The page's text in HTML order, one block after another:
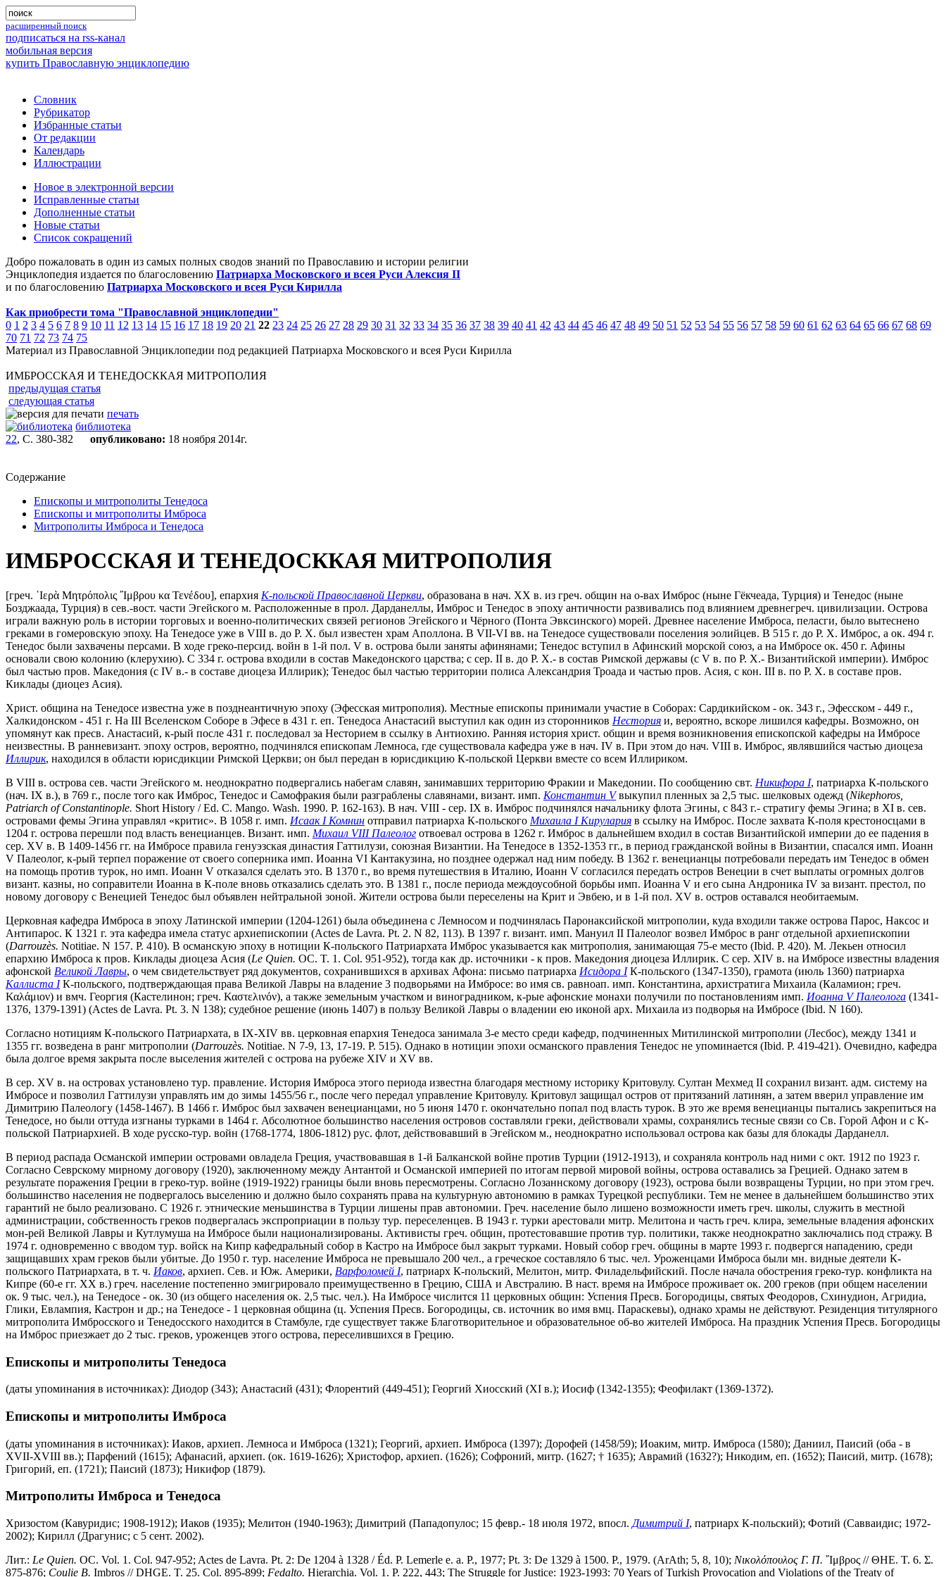
расширенный поиск
подписаться на rss-канал
мобильная версия
купить Православную энциклопедию
Словник
Рубрикатор
Избранные статьи
От редакции
Календарь
Иллюстрации
Новое в электронной версии
Исправленные статьи
Дополненные статьи
Новые статьи
Список сокращений
Добро пожаловать в один из самых полных сводов знаний по Православию и истории религии
Энциклопедия издается по благословению Патриарха Московского и всея Руси Алексия II
и по благословению Патриарха Московского и всея Руси Кирилла
Как приобрести тома "Православной энциклопедии"
0 1 2 3 4 5 6 7 8 9 10 11 12 13 14 15 16 17 18 19 20 21 22 23 24 25 26 27 28 29 30 31 32 33 34 35 36 37 38 39 40 41 42 43 44 45 46 47 48 49 50 51 52 53 54 55 56 57 58 59 60 61 62 63 64 65 66 67 68 69
70 71 72 73 74 75
Материал из Православной Энциклопедии под редакцией Патриарха Московского и всея Руси Кирилла
ИМБРОССКАЯ И ТЕНЕДОСККАЯ МИТРОПОЛИЯ
предыдущая статья
следующая статья
печать
библиотека
22, С. 380-382 опубликовано: 18 ноября 2014г.
Содержание
Епископы и митрополиты Тенедоса
Епископы и митрополиты Имброса
Митрополиты Имброса и Тенедоса
ИМБРОССКАЯ И ТЕНЕДОСККАЯ МИТРОПОЛИЯ
[греч. ῾Ιερὰ Μητρόπολις ῎Ιμβρου κα Τενέδου], епархия К-польской Православной Церкви, образована в нач. XX в. из греч. общин на о-вах Имброс (ныне Гёкчеада, Турция) и Тенедос (ныне
Бозджаада, Турция) в сев.-вост. части Эгейского м. Расположенные в прол. Дарданеллы, Имброс и Тенедос в эпоху античности развивались под влиянием древнегреч. цивилизации. Острова
играли важную роль в истории торговых и военно-политических связей регионов Эгейского и Чёрного (Понта Эвксинского) морей. Древнее население Имброса, пеласги, было вытеснено
греками в гомеровскую эпоху. На Тенедосе уже в VIII в. до Р. Х. был известен храм Аполлона. В VII-VI вв. на Тенедосе существовали поселения эолийцев. В 515 г. до Р. Х. Имброс, а ок. 494 г.
Тенедос были захвачены персами. В ходе греко-персид. войн в 1-й пол. V в. острова были заняты афинянами; Тенедос вступил в Афинский морской союз, а на Имбросе ок. 450 г. Афины
основали свою колонию (клерухию). C 334 г. острова входили в состав Македонского царства; с сер. II в. до Р. Х.- в состав Римской державы (с V в. по Р. Х.- Византийской империи). Имброс
был частью пров. Македония (с IV в.- в составе диоцеза Иллирик); Тенедос был частью территории полиса Александрия Троада и частью пров. Асия, с кон. III в. по Р. Х. в составе пров.
Киклады (диоцез Асия).
Христ. община на Тенедосе известна уже в позднеантичную эпоху (Эфесская митрополия). Местные епископы принимали участие в Соборах: Сардикийском - ок. 343 г., Эфесском - 449 г.,
Халкидонском - 451 г. На III Вселенском Соборе в Эфесе в 431 г. еп. Тенедоса Анастасий выступил как один из сторонников Нестория и, вероятно, вскоре лишился кафедры. Возможно, он
упомянут как пресв. Анастасий, к-рый после 431 г. последовал за Несторием в ссылку в Антиохию. Ранняя история христ. общин и время возникновения епископской кафедры на Имбросе
неизвестны. В ранневизант. эпоху остров, вероятно, подчинялся епископам Лемноса, где существовала кафедра уже в нач. IV в. При этом до нач. VIII в. Имброс, являвшийся частью диоцеза
Иллирик, находился в области юрисдикции Римской Церкви; он был передан в юрисдикцию К-польской Церкви вместе со всем Иллириком.
В VIII в. острова сев. части Эгейского м. неоднократно подвергались набегам славян, занимавших территорию Фракии и Македонии. По сообщению свт. Никифора I, патриарха К-польского
(нач. IX в.), в 769 г., после того как Имброс, Тенедос и Самофракия были разграблены славянами, визант. имп. Константин Vвыкупил пленных за 2,5 тыс. шелковых одежд (Nikephoros,
Patriarch of Constantinople. Short History / Ed. C. Mango. Wash. 1990. P. 162-163). В нач. VIII - сер. IX в. Имброс подчинялся начальнику флота Эгины, с 843 г.- стратигу фемы Эгина; в XI в. сев.
островами фемы Эгина управлял «критис». В 1058 г. имп. Исаак I Комнин отправил патриарха К-польского Михаила I Кирулария в ссылку на Имброс. После захвата К-поля крестоносцами в
1204 г. острова перешли под власть венецианцев. Визант. имп. Михаил VIII Палеолог отвоевал острова в 1262 г. Имброс в дальнейшем входил в состав Византийской империи до ее падения в
сер. XV в. В 1409-1456 гг. на Имбросе правила генуэзская династия Гаттилузи, союзная Византии. На Тенедосе в 1352-1353 гг., в период гражданской войны в Византии, спасался имп. Иоанн
V Палеолог, к-рый терпел поражение от своего соперника имп. Иоанна VI Кантакузина, но позднее одержал над ним победу. В 1362 г. венецианцы потребовали передать им Тенедос в обмен
на помощь против турок, но имп. Иоанн V отказался сделать это. В 1370 г., во время путешествия в Италию, Иоанн V согласился передать остров Венеции в счет выплаты огромных долгов
визант. казны, но соправители Иоанна в К-поле вновь отказались сделать это. В 1381 г., после периода междоусобной борьбы имп. Иоанна V и его сына Андроника IV за визант. престол, по
новому договору с Венецией Тенедос был объявлен нейтральной зоной. Жители острова были переселены на Крит и Эвбею, и в 1-й пол. XV в. остров оставался необитаемым.
Церковная кафедра Имброса в эпоху Латинской империи (1204-1261) была объединена с Лемносом и подчинялась Паронаксийской митрополии, куда входили также острова Парос, Наксос и
Антипарос. К 1321 г. эта кафедра имела статус архиепископии (Actes de Lavra. Pt. 2. N 82, 113). В 1397 г. визант. имп. Мануил II Палеолог возвел Имброс в ранг отдельной архиепископии
(Darrouzès. Notitiae. N 157. P. 410). В османскую эпоху в нотиции К-польского Патриархата Имброс указывается как митрополия, занимающая 75-е место (Ibid. P. 420). М. Лекьен относил
епархию Имброса к пров. Киклады диоцеза Асия (Le Quien. OC. T. 1. Col. 951-952), тогда как др. источники - к пров. Македония диоцеза Иллирик. С сер. XIV в. на Имбросе известны владения
афонской Великой Лавры, о чем свидетельствует ряд документов, сохранившихся в архивах Афона: письмо патриарха Исидора IК-польского (1347-1350), грамота (июль 1360) патриарха
Каллиста IК-польского, подтверждающая права Великой Лавры на владение 3 подворьями на Имбросе: во имя св. равноап. имп. Константина, архистратига Михаила (Каламион; греч.
Καλάμιον) и вмч. Георгия (Кастелинон; греч. Καστελινόν), а также земельным участком и виноградником, к-рые афонские монахи получили по постановлениям имп. Иоанна V Палеолога (1341-
1376, 1379-1391) (Actes de Lavra. Pt. 3. N 138); судебное решение (июнь 1407) в пользу Великой Лавры о владении ею иконой арх. Михаила из подворья на Имбросе (Ibid. N 160).
Согласно нотициям К-польского Патриархата, в IX-XIV вв. церковная епархия Тенедоса занимала 3-е место среди кафедр, подчиненных Митилинской митрополии (Лесбос), между 1341 и
1355 гг. возведена в ранг митрополии (Darrouzès. Notitiae. N 7-9, 13, 17-19. P. 515). Однако в нотиции эпохи османского правления Тенедос не упоминается (Ibid. P. 419-421). Очевидно, кафедра
была долгое время закрыта после выселения жителей с острова на рубеже XIV и XV вв.
В сер. XV в. на островах установлено тур. правление. История Имброса этого периода известна благодаря местному историку Критовулу. Султан Мехмед II сохранил визант. адм. систему на
Имбросе и позволил Гаттилузи управлять им до зимы 1455/56 г., после чего передал управление Критовулу. Критовул защищал остров от притязаний латинян, а затем вверил управление им
Димитрию Палеологу (1458-1467). В 1466 г. Имброс был захвачен венецианцами, но 5 июня 1470 г. окончательно попал под власть турок. В это же время венецианцы пытались закрепиться на
Тенедосе, но были оттуда изгнаны турками в 1464 г. Абсолютное большинство населения островов составляли греки, действовали храмы, сохранялись тесные связи со Св. Горой Афон и с К-
польской Патриархией. В ходе русско-тур. войн (1768-1774, 1806-1812) рус. флот, действовавший в Эгейском м., неоднократно использовал острова как базы для блокады Дарданелл.
В период распада Османской империи островами овладела Греция, участвовавшая в 1-й Балканской войне против Турции (1912-1913), и сохраняла контроль над ними с окт. 1912 по 1923 г.
Согласно Севрскому мирному договору (1920), заключенному между Антантой и Османской империей по итогам первой мировой войны, острова оставались за Грецией. Однако затем в
результате поражения Греции в греко-тур. войне (1919-1922) границы были вновь пересмотрены. Согласно Лозаннскому договору (1923), острова были возвращены Турции, но при этом греч.
большинство населения не подвергалось выселению и должно было сохранять права на культурную автономию в рамках Турецкой республики. Тем не менее в дальнейшем большинство этих
гарантий не было реализовано. С 1926 г. этнические меньшинства в Турции лишены прав автономии. Греч. население было лишено возможности иметь греч. школы, служить в местной
администрации, собственность греков подвергалась экспроприации в пользу тур. переселенцев. В 1943 г. турки арестовали митр. Мелитона и часть греч. клира, земельные владения афонских
мон-рей Великой Лавры и Кутлумуша на Имбросе были национализированы. Активисты греч. общин, протестовавшие против тур. политики, также неоднократно заключались под стражу. В
1974 г. одновременно с вводом тур. войск на Кипр кафедральный собор в Кастро на Имбросе был закрыт турками. Новый собор греч. общины в марте 1993 г. подвергся нападению, среди
защищавших храм греков были убитые. До 1950 г. тур. население Имброса не превышало 200 чел., а греческое составляло 6 тыс. чел. Уроженцами Имброса были мн. видные деятели К-
польского Патриархата, в т. ч. Иаков, архиеп. Сев. и Юж. Америки, Варфоломей I, патриарх К-польский, Мелитон, митр. Филадельфийский. После начала обострения греко-тур. конфликта на
Кипре (60-е гг. ХХ в.) греч. население постепенно эмигрировало преимущественно в Грецию, США и Австралию. В наст. время на Имбросе проживает ок. 200 греков (при общем населении
ок. 9 тыс. чел.), на Тенедосе - ок. 30 (из общего населения ок. 2,5 тыс. чел.). На Имбросе числится 11 церковных общин: Успения Пресв. Богородицы, святых Феодоров, Схинудион, Агридиа,
Глики, Евлампия, Кастрон и др.; на Тенедосе - 1 церковная община (ц. Успения Пресв. Богородицы, св. источник во имя вмц. Параскевы), однако храмы не действуют. Резиденция титулярного
митрополита Имбросского и Тенедосского находится в Стамбуле, где существует также Благотворительное и образовательное об-во жителей Имброса. На праздник Успения Пресв. Богородицы
на Имброс приезжает до 2 тыс. греков, уроженцев этого острова, переселившихся в Грецию.
Епископы и митрополиты Тенедоса
(даты упоминания в источниках): Диодор (343); Анастасий (431); Флорентий (449-451); Георгий Хиосский (XI в.); Иосиф (1342-1355); Феофилакт (1369-1372).
Епископы и митрополиты Имброса
(даты упоминания в источниках): Иаков, архиеп. Лемноса и Имброса (1321); Георгий, архиеп. Имброса (1397); Дорофей (1458/59); Иоаким, митр. Имброса (1580); Даниил, Паисий (оба - в
XVII-XVIII вв.); Парфений (1615); Афанасий, архиеп. (ок. 1619-1626); Христофор, архиеп. (1626); Софроний, митр. (1627; † 1635); Аврамий (1632?); Никодим, еп. (1652); Паисий, митр. (1678);
Григорий, еп. (1721); Паисий (1873); Никифор (1879).
Митрополиты Имброса и Тенедоса
Хризостом (Кавуридис; 1908-1912); Иаков (1935); Мелитон (1940-1963); Димитрий (Пападопулос; 15 февр.- 18 июля 1972, впосл. Димитрий I, патриарх К-польский); Фотий (Савваидис; 1972-
2002); Кирилл (Драгунис; с 5 сент. 2002).
Лит.: Le Quien. OC. Vol. 1. Col. 947-952; Actes de Lavra. Pt. 2: De 1204 à 1328 / Éd. P. Lemerle e. a. P., 1977; Pt. 3: De 1329 à 1500. P., 1979. (ArAth; 5, 8, 10); Νικολόπουλος Γ. Π. ῎Ιμβρος // ΘΗΕ. Τ. 6. Σ.
875-876; Coulie B. Imbros // DHGE. T. 25. Col. 895-899; Fedalto. Hierarchia. Vol. 1. P. 222, 443; The Struggle for Justice: 1923-1993: 70 Years of Turkish Provocation and Violations of the Treaty of